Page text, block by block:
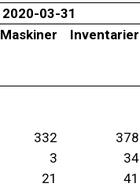
2020-03-31
Maskiner Inventarier
332 378
3 34
21 41